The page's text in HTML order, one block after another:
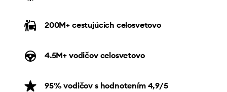
200M+ cestujúcich celosvetovo
4.5M+ vodičov celosvetovo
95% vodičov s hodnotením 4,9/5